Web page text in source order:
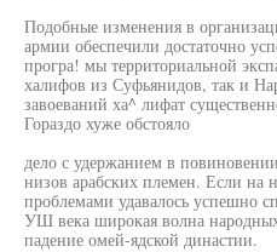
Подобные изменения в
армии обеспечили достаточно
програ! мы территориальной
халифов из Суфьянидов, так и
завоеваний ха^ лифат
Гораздо хуже обстояло
дело с удержанием в
низов арабских племен. Если на
проблемами удавалось успешно
УШ века широкая волна
падение омей-ядской династии.